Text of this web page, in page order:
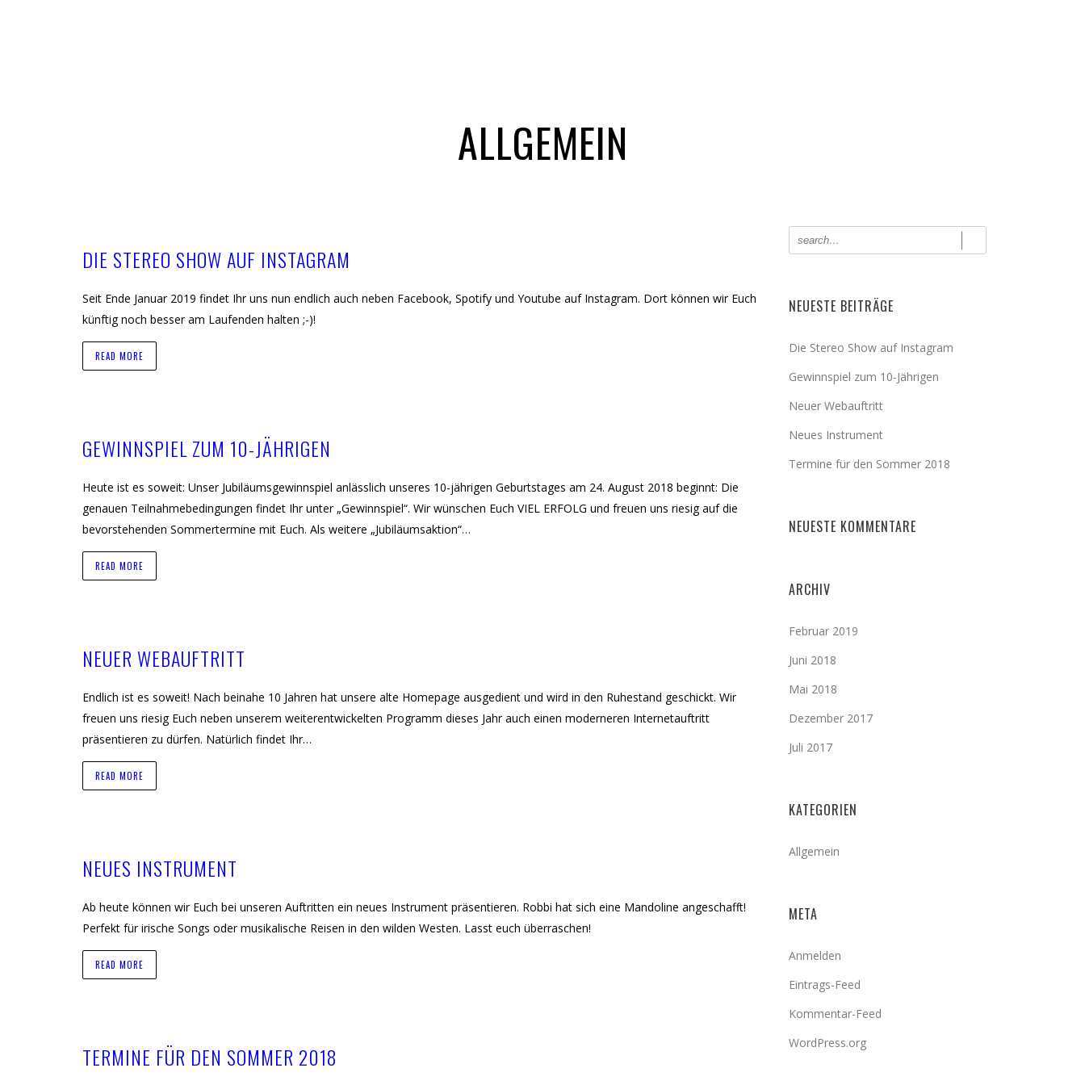
ALLGEMEIN
DIE STEREO SHOW AUF INSTAGRAM
Seit Ende Januar 2019 findet Ihr uns nun endlich auch neben Facebook, Spotify und Youtube auf Instagram. Dort können wir Euch
künftig noch besser am Laufenden halten ;-)!
READ MORE
GEWINNSPIEL ZUM 10-JÄHRIGEN
Heute ist es soweit: Unser Jubiläumsgewinnspiel anlässlich unseres 10-jährigen Geburtstages am 24. August 2018 beginnt: Die
genauen Teilnahmebedingungen findet Ihr unter „Gewinnspiel“. Wir wünschen Euch VIEL ERFOLG und freuen uns riesig auf die
bevorstehenden Sommertermine mit Euch. Als weitere „Jubiläumsaktion“…
READ MORE
NEUER WEBAUFTRITT
Endlich ist es soweit! Nach beinahe 10 Jahren hat unsere alte Homepage ausgedient und wird in den Ruhestand geschickt. Wir
freuen uns riesig Euch neben unserem weiterentwickelten Programm dieses Jahr auch einen moderneren Internetauftritt
präsentieren zu dürfen. Natürlich findet Ihr…
READ MORE
NEUES INSTRUMENT
Ab heute können wir Euch bei unseren Auftritten ein neues Instrument präsentieren. Robbi hat sich eine Mandoline angeschafft!
Perfekt für irische Songs oder musikalische Reisen in den wilden Westen. Lasst euch überraschen!
READ MORE
TERMINE FÜR DEN SOMMER 2018
NEUESTE BEITRÄGE
Die Stereo Show auf Instagram
Gewinnspiel zum 10-Jährigen
Neuer Webauftritt
Neues Instrument
Termine für den Sommer 2018
NEUESTE KOMMENTARE
ARCHIV
Februar 2019
Juni 2018
Mai 2018
Dezember 2017
Juli 2017
KATEGORIEN
Allgemein
META
Anmelden
Eintrags-Feed
Kommentar-Feed
WordPress.org